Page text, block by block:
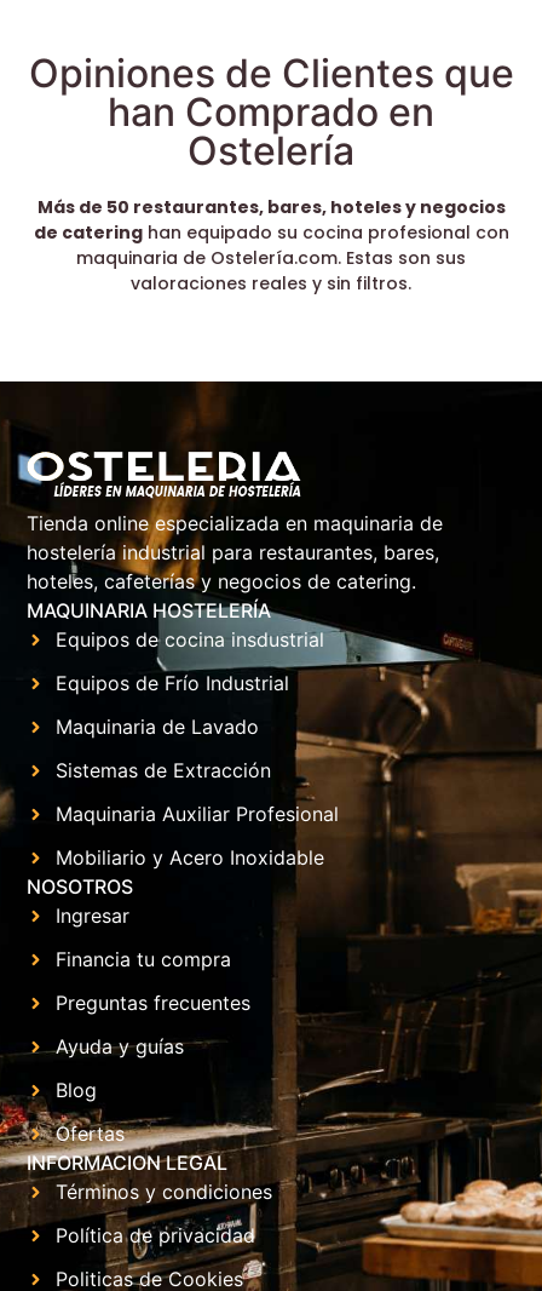
Opiniones de Clientes que
han Comprado en
Ostelería
Más de 50 restaurantes, bares, hoteles y negocios
de cateringhan equipado su cocina profesional con
maquinaria de Ostelería.com. Estas son sus
valoraciones reales y sin filtros.
Tienda online especializada en maquinaria de
hostelería industrial para restaurantes, bares,
hoteles, cafeterías y negocios de catering.
MAQUINARIA HOSTELERÍA
Equipos de cocina insdustrial
Equipos de Frío Industrial
Maquinaria de Lavado
Sistemas de Extracción
Maquinaria Auxiliar Profesional
Mobiliario y Acero Inoxidable
NOSOTROS
Ingresar
Financia tu compra
Preguntas frecuentes
Ayuda y guías
Blog
Ofertas
INFORMACION LEGAL
Términos y condiciones
Política de privacidad
Politicas de Cookies